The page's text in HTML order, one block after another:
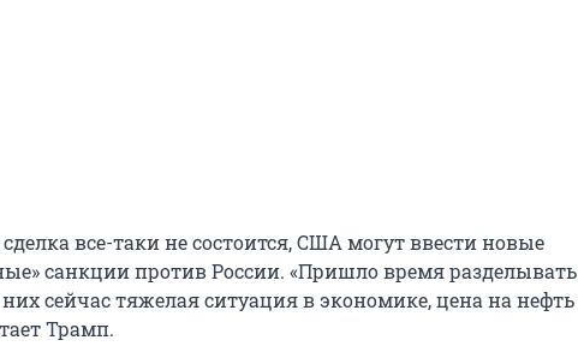
все-таки не состоится, США могут ввести новые
санкции против России. «Пришло время разделывать
сейчас тяжелая ситуация в экономике, цена на нефть
Трамп.